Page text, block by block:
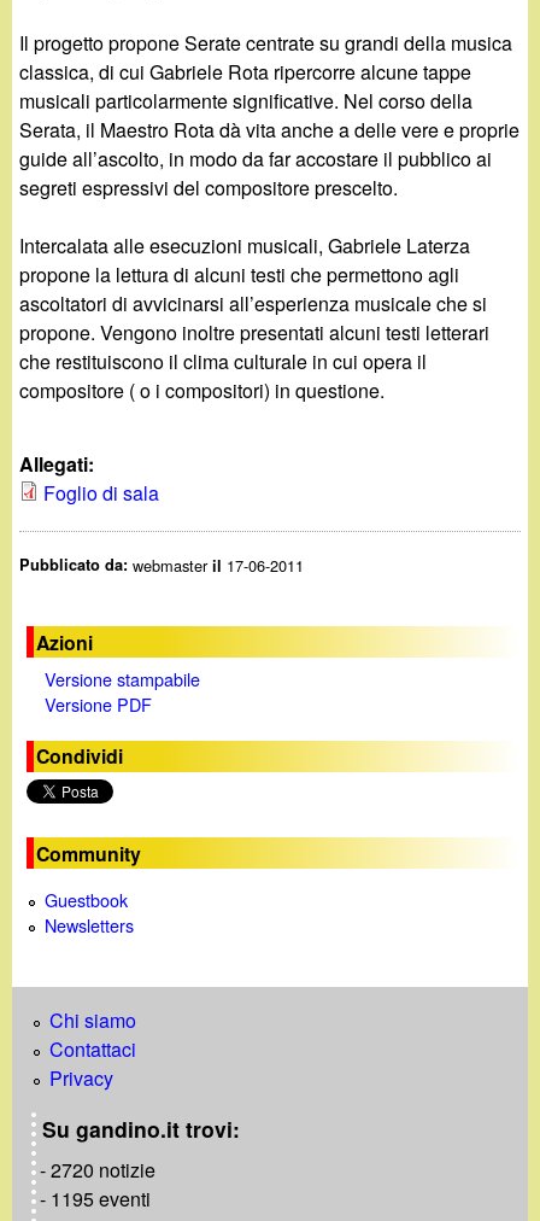
Il progetto propone Serate centrate su grandi della musica
classica, di cui Gabriele Rota ripercorre alcune tappe
musicali particolarmente significative. Nel corso della
Serata, il Maestro Rota dà vita anche a delle vere e proprie
guide all’ascolto, in modo da far accostare il pubblico ai
segreti espressivi del compositore prescelto.
Intercalata alle esecuzioni musicali, Gabriele Laterza
propone la lettura di alcuni testi che permettono agli
ascoltatori di avvicinarsi all’esperienza musicale che si
propone. Vengono inoltre presentati alcuni testi letterari
che restituiscono il clima culturale in cui opera il
compositore ( o i compositori) in questione.
Allegati:
Foglio di sala
Pubblicato da:webmasteril 17-06-2011
Azioni
Versione stampabile
Versione PDF
Condividi
Community
Guestbook
Newsletters
Chi siamo
Contattaci
Privacy
Su gandino.it trovi:
- 2720 notizie
- 1195 eventi